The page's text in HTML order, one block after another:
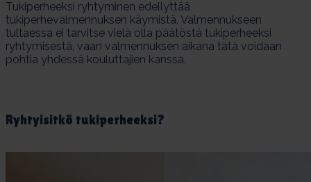
Tukiperheeksi ryhtyminen edellyttää
tukiperhevalmennuksen käymistä. Valmennukseen
tultaessa ei tarvitse vielä olla päätöstä tukiperheeksi
ryhtymisestä, vaan valmennuksen aikana tätä voidaan
pohtia yhdessä kouluttajien kanssa.
Ryh­tyi­sit­kö tu­ki­per­heek­si?